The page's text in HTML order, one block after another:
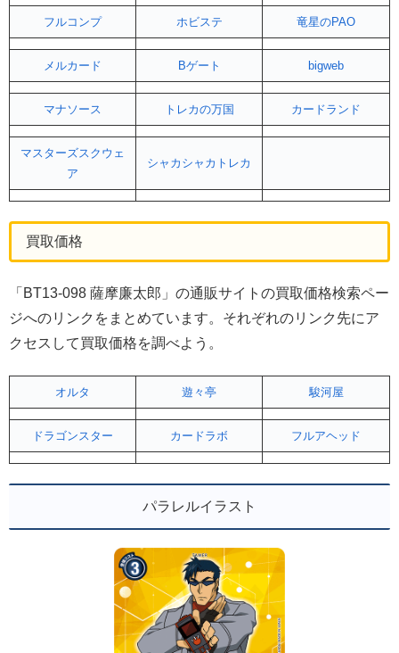
フルコンプ ホビステ 竜星のPAO
メルカード Bゲート bigweb
マナソース トレカの万国 カードランド
マスターズスクウェ
ア
シャカシャカトレカ
買取価格
「BT13-098 薩摩廉太郎」の通販サイトの買取価格検索ペー
ジへのリンクをまとめています。それぞれのリンク先にア
クセスして買取価格を調べよう。
オルタ 遊々亭 駿河屋
ドラゴンスター カードラボ フルアヘッド
パラレルイラスト